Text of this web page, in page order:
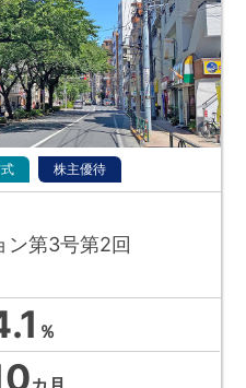
株主優待
ン第3号第2回
％